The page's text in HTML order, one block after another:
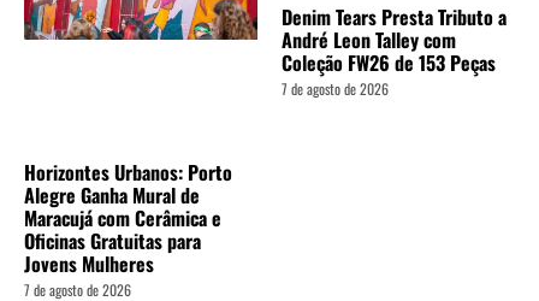
Horizontes Urbanos: Porto
Alegre Ganha Mural de
Maracujá com Cerâmica e
Oficinas Gratuitas para
Jovens Mulheres
7 de agosto de 2026
Denim Tears Presta Tributo a
André Leon Talley com
Coleção FW26 de 153 Peças
7 de agosto de 2026